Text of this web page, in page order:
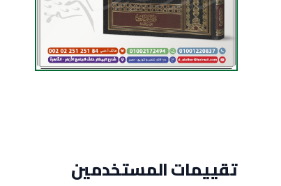
تقييمات المستخدمين